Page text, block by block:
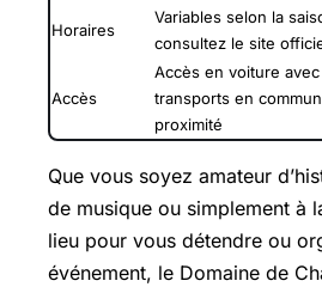
Horaires
Variables selon la
consultez le site
Accès
Accès en voiture
transports en
proximité
Que vous soyez amateur
de musique ou simplement à
lieu pour vous détendre ou
événement, le Domaine de